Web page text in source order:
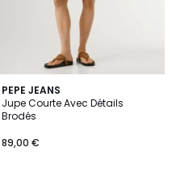
PEPE JEANS
Jupe Courte Avec Détails
Brodés
89,00 €